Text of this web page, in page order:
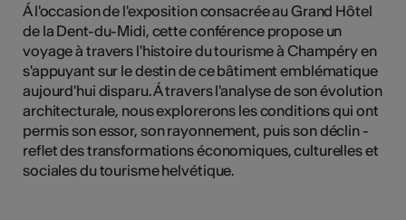
Á l'occasion de l'exposition consacrée au Grand Hôtel
de la Dent-du-Midi, cette conférence propose un
voyage à travers l'histoire du tourisme à Champéry en
s'appuyant sur le destin de ce bâtiment emblématique
aujourd'hui disparu. Á travers l'analyse de son évolution
architecturale, nous explorerons les conditions qui ont
permis son essor, son rayonnement, puis son déclin -
reflet des transformations économiques, culturelles et
sociales du tourisme helvétique.